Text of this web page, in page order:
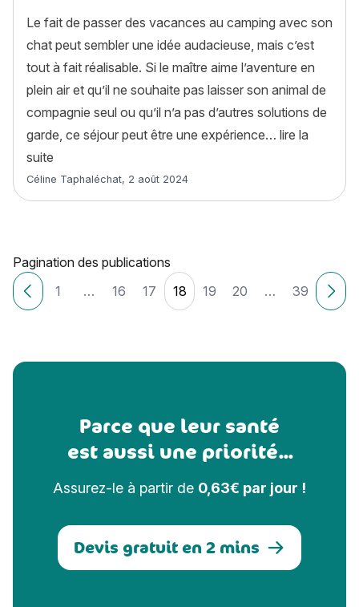
Le fait de passer des vacances au camping avec son
chat peut sembler une idée audacieuse, mais c’est
tout à fait réalisable. Si le maître aime l’aventure en
plein air et qu’il ne souhaite pas laisser son animal de
compagnie seul ou qu’il n’a pas d’autres solutions de
garde, ce séjour peut être une expérience… lire la
suite
Article rédigé par
Céline Taphaléchat, 2 août 2024
Pagination des publications
Articles plus récents
1 … 16 17 18 19 20 … 39
Parce que leur santé
est aussi une priorité...
Assurez-le à partir de 0,63€ par jour !
Devis gratuit en 2 mins